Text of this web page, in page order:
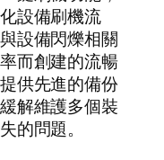
設備刷機流
設備閃爍相關
而創建的流暢
供先進的備份
解維護多個裝
的問題。